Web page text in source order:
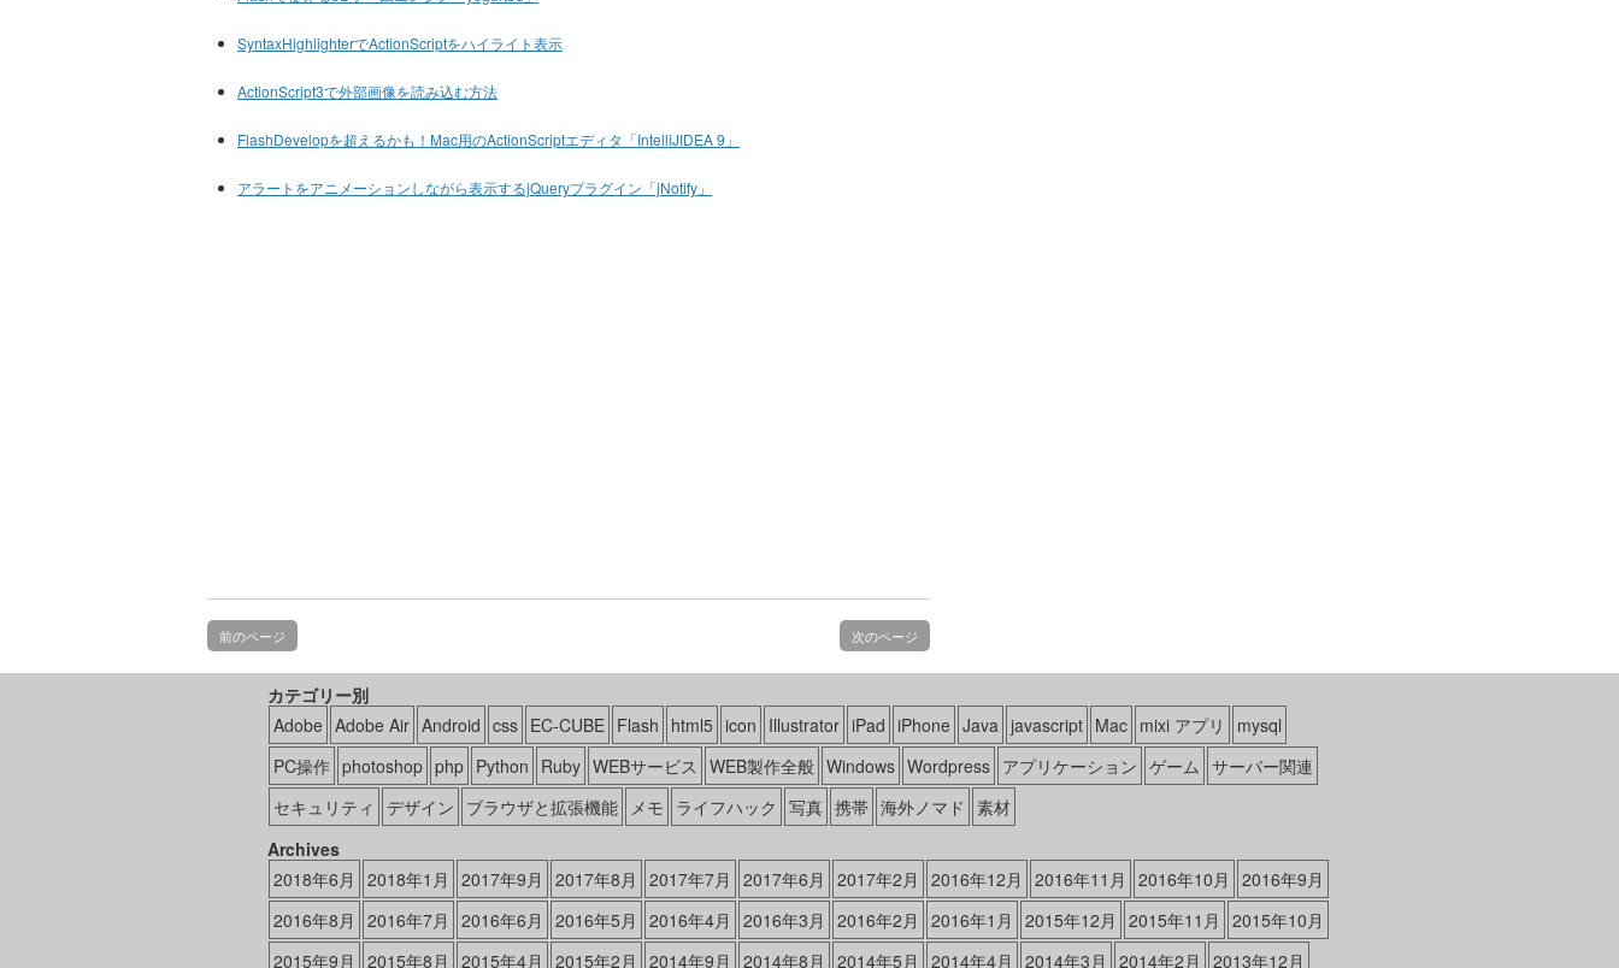
SyntaxHighlighterでActionScriptをハイライト表示
ActionScript3で外部画像を読み込む方法
FlashDevelopを超えるかも！Mac用のActionScriptエディタ「IntelliJIDEA 9」
アラートをアニメーションしながら表示するjQueryプラグイン「jNotify」
前のページ 次のページ
カテゴリー別
Adobe Adobe Air Android css EC-CUBE Flash html5 icon Illustrator iPad iPhone Java javascript Mac mixi アプリ
mysql
PC操作 photoshop php Python Ruby WEBサービス WEB製作全般 Windows Wordpress アプリケーション ゲーム サーバー関連
セキュリティ
デザイン ブラウザと拡張機能 メモ ライフハック 写真 携帯 海外ノマド 素材
Archives
2018年6月
2018年1月 2017年9月 2017年8月 2017年7月 2017年6月 2017年2月 2016年12月 2016年11月 2016年10月
2016年9月
2016年8月
2016年7月 2016年6月 2016年5月 2016年4月 2016年3月 2016年2月 2016年1月 2015年12月 2015年11月
2015年10月
2015年9月
2015年8月 2015年4月 2015年2月 2014年9月 2014年8月 2014年5月 2014年4月 2014年3月 2014年2月 2013年12月